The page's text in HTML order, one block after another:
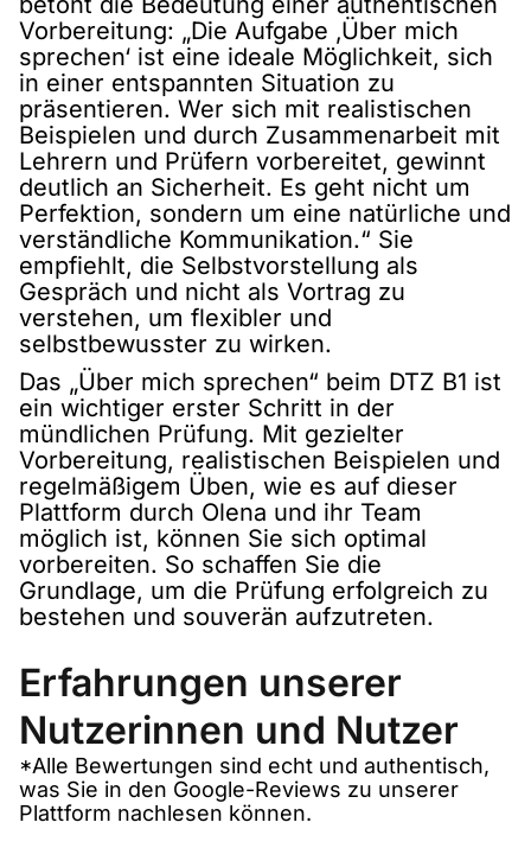
Vorbereitung: „Die Aufgabe ‚Über mich
sprechen‘ ist eine ideale Möglichkeit, sich
in einer entspannten Situation zu
präsentieren. Wer sich mit realistischen
Beispielen und durch Zusammenarbeit mit
Lehrern und Prüfern vorbereitet, gewinnt
deutlich an Sicherheit. Es geht nicht um
Perfektion, sondern um eine natürliche und
verständliche Kommunikation.“ Sie
empfiehlt, die Selbstvorstellung als
Gespräch und nicht als Vortrag zu
verstehen, um flexibler und
selbstbewusster zu wirken.
Das „Über mich sprechen“ beim DTZ B1 ist
ein wichtiger erster Schritt in der
mündlichen Prüfung. Mit gezielter
Vorbereitung, realistischen Beispielen und
regelmäßigem Üben, wie es auf dieser
Plattform durch Olena und ihr Team
möglich ist, können Sie sich optimal
vorbereiten. So schaffen Sie die
Grundlage, um die Prüfung erfolgreich zu
bestehen und souverän aufzutreten.
Erfahrungen unserer
Nutzerinnen und Nutzer
*Alle Bewertungen sind echt und authentisch,
was Sie in den Google-Reviews zu unserer
Plattform nachlesen können.